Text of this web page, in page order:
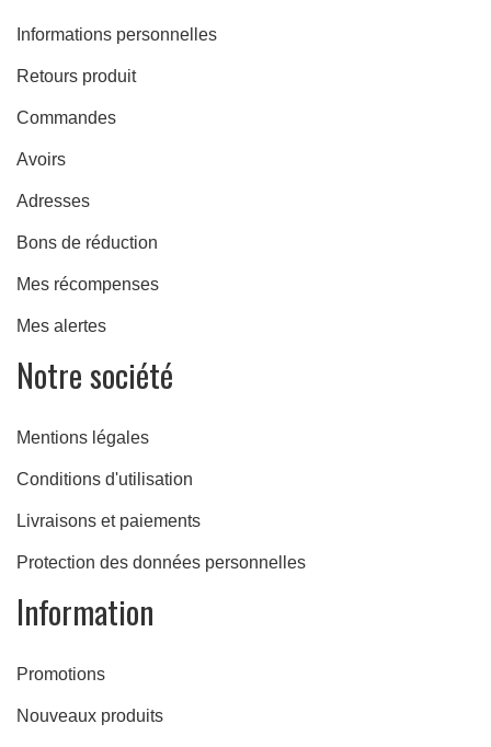
Informations personnelles
Retours produit
Commandes
Avoirs
Adresses
Bons de réduction
Mes récompenses
Mes alertes
Notre société
Mentions légales
Conditions d'utilisation
Livraisons et paiements
Protection des données personnelles
Information
Promotions
Nouveaux produits